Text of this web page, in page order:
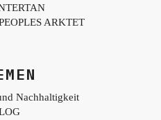
ARKTET
Nachhaltigkeit